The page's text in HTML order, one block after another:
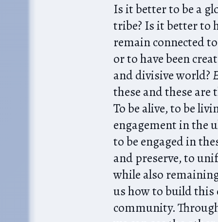
Is it better to be a
tribe? Is it better to
remain connected
or to have been
and divisive world?
these and these
To be alive, to be
engagement in the
to be engaged in
and preserve, to
while also
us how to build this
community.